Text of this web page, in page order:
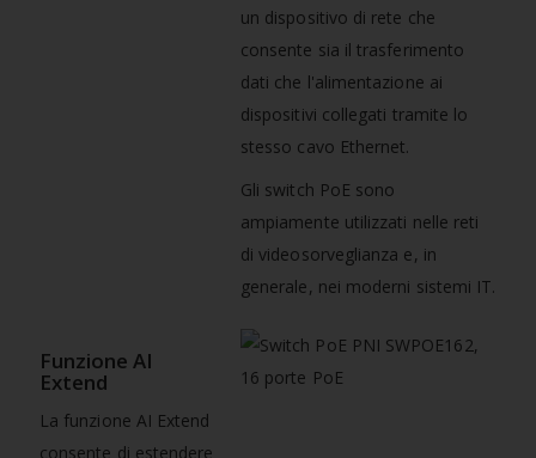
un dispositivo di rete che
consente sia il trasferimento
dati che l'alimentazione ai
dispositivi collegati tramite lo
stesso cavo Ethernet.
Gli switch PoE sono
ampiamente utilizzati nelle reti
di videosorveglianza e, in
generale, nei moderni sistemi IT.
Funzione AI
Extend
La funzione AI Extend
consente di estendere